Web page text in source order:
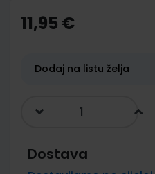
the
beginning
gallery
11,95 €
Dodaj na listu želja
Dostava